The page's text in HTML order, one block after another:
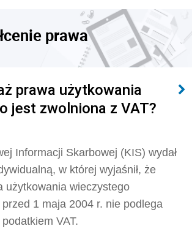
prawa
prawa użytkowania
jest zwolniona z VAT?
Informacji Skarbowej (KIS) wydał
w której wyjaśnił, że
użytkowania wieczystego
1 maja 2004 r. nie podlega
VAT.